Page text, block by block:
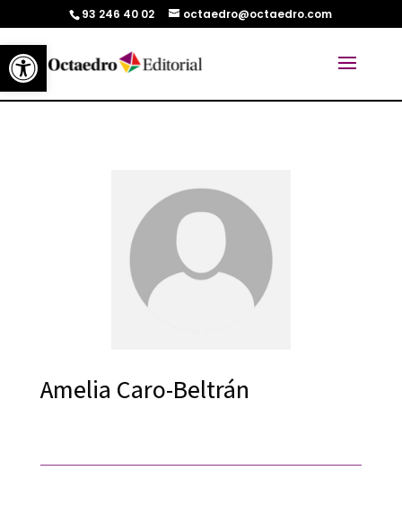
Abrir barra de herramientas
93 246 40 02 octaedro@octaedro.com
Amelia Caro-Beltrán